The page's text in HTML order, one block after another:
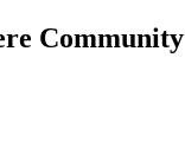
Community